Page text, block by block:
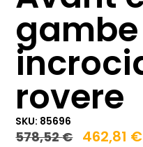
gambe
rovere
SKU: 85696
578,52€ 462,81 €